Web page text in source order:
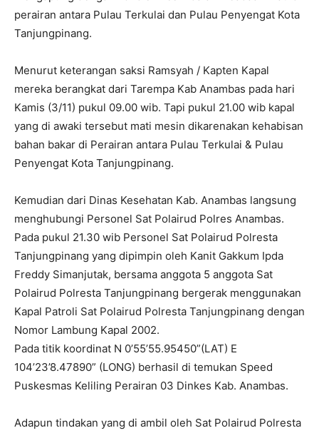
perairan antara Pulau Terkulai dan Pulau Penyengat Kota
Tanjungpinang.
Menurut keterangan saksi Ramsyah / Kapten Kapal
mereka berangkat dari Tarempa Kab Anambas pada hari
Kamis (3/11) pukul 09.00 wib. Tapi pukul 21.00 wib kapal
yang di awaki tersebut mati mesin dikarenakan kehabisan
bahan bakar di Perairan antara Pulau Terkulai & Pulau
Penyengat Kota Tanjungpinang.
Kemudian dari Dinas Kesehatan Kab. Anambas langsung
menghubungi Personel Sat Polairud Polres Anambas.
Pada pukul 21.30 wib Personel Sat Polairud Polresta
Tanjungpinang yang dipimpin oleh Kanit Gakkum Ipda
Freddy Simanjutak, bersama anggota 5 anggota Sat
Polairud Polresta Tanjungpinang bergerak menggunakan
Kapal Patroli Sat Polairud Polresta Tanjungpinang dengan
Nomor Lambung Kapal 2002.
Pada titik koordinat N 0’55’55.95450”(LAT) E
104’23’8.47890” (LONG) berhasil di temukan Speed
Puskesmas Keliling Perairan 03 Dinkes Kab. Anambas.
Adapun tindakan yang di ambil oleh Sat Polairud Polresta